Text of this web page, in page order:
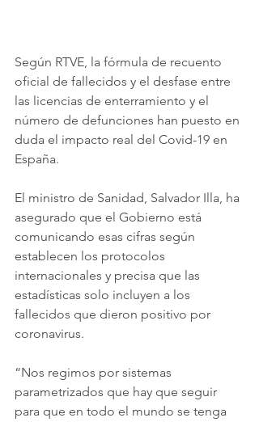
Según RTVE, la fórmula de recuento
oficial de fallecidos y el desfase entre
las licencias de enterramiento y el
número de defunciones han puesto en
duda el impacto real del Covid-19 en
España.
El ministro de Sanidad, Salvador Illa, ha
asegurado que el Gobierno está
comunicando esas cifras según
establecen los protocolos
internacionales y precisa que las
estadísticas solo incluyen a los
fallecidos que dieron positivo por
coronavirus.
“Nos regimos por sistemas
parametrizados que hay que seguir
para que en todo el mundo se tenga